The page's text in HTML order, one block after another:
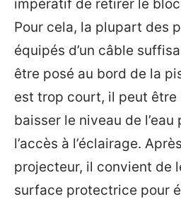
impératif de retirer le bloc
Pour cela, la plupart des
équipés d’un câble
être posé au bord de la
est trop court, il peut être
baisser le niveau de
l’accès à l’éclairage.
projecteur, il convient de
surface protectrice pour